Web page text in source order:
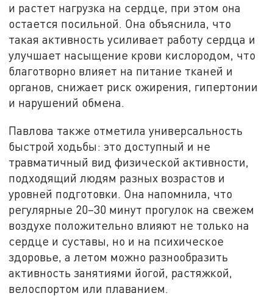
и растет нагрузка на сердце, при этом она
остается посильной. Она объяснила, что
такая активность усиливает работу сердца и
улучшает насыщение крови кислородом, что
благотворно влияет на питание тканей и
органов, снижает риск ожирения, гипертонии
и нарушений обмена.
Павлова также отметила универсальность
быстрой ходьбы: это доступный и не
травматичный вид физической активности,
подходящий людям разных возрастов и
уровней подготовки. Она напомнила, что
регулярные 20–30 минут прогулок на свежем
воздухе положительно влияют не только на
сердце и суставы, но и на психическое
здоровье, а летом можно разнообразить
активность занятиями йогой, растяжкой,
велоспортом или плаванием.